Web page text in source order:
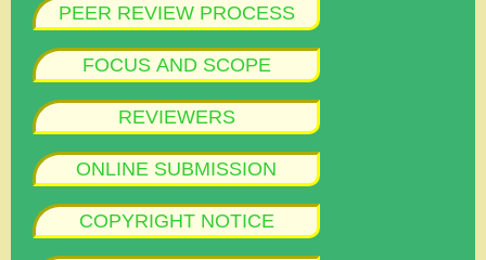
PEER REVIEW PROCESS
FOCUS AND SCOPE
REVIEWERS
ONLINE SUBMISSION
COPYRIGHT NOTICE